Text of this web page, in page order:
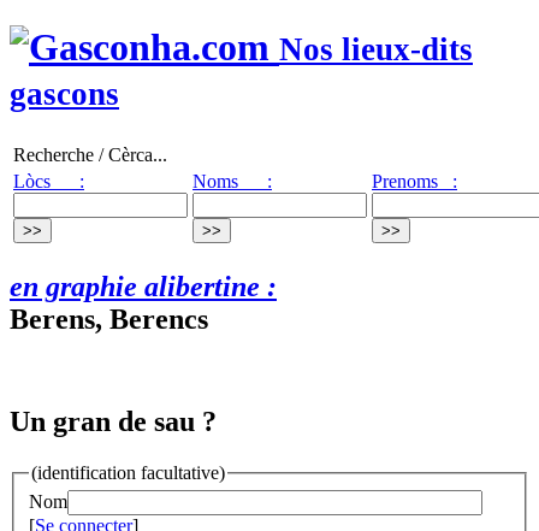
Nos lieux-dits
gascons
Recherche / Cèrca...
Lòcs :
Noms : Prenoms :
en graphie alibertine :
Berens, Berencs
Un gran de sau ?
(identification facultative)
Nom
[Se connecter]